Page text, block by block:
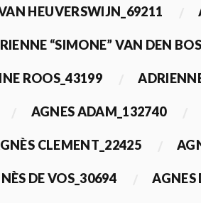
HEUVERSWIJN_69211
“SIMONE” VAN DEN
ROOS_43199
AGNES ADAM_132740
CLEMENT_22425
DE VOS_30694 AGNES